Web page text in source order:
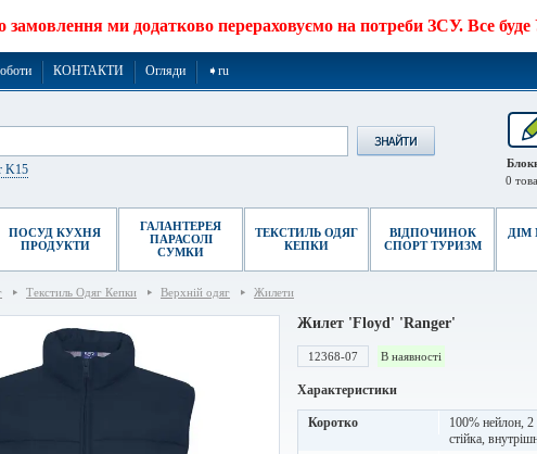
замовлення ми додатково перераховуємо на потреби ЗСУ. Все буде
КОНТАКТИ Огляди ➧ru
K15
0
ПОСУД КУХНЯ
ПРОДУКТИ
ГАЛАНТЕРЕЯ
ПАРАСОЛІ
СУМКИ
ТЕКСТИЛЬ ОДЯГ
КЕПКИ
ВІДПОЧИНОК
СПОРТ ТУРИЗМ
ДІМ
Текстиль Одяг Кепки Верхній одяг Жилети
Жилет 'Floyd' 'Ranger'
12368-07 В наявності
Характеристики
Коротко
100% нейлон, 2
стійка,